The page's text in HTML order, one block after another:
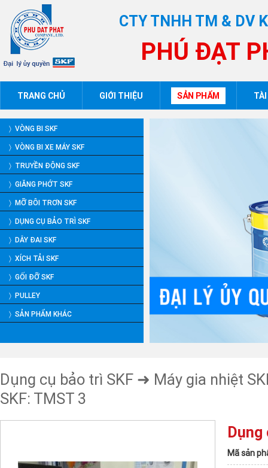
CTY TNHH TM & DV
PHÚ ĐẠT
TRANG CHỦ GIỚI THIỆU SẢN PHẨM
〉 VÒNG BI SKF
〉 VÒNG BI XE MÁY SKF
〉 TRUYỀN ĐỘNG SKF
〉 GIĂNG PHỚT SKF
〉 MỠ BÔI TRƠN SKF
〉 DỤNG CỤ BẢO TRÌ SKF
〉 DÂY ĐAI SKF
〉 XÍCH TẢI SKF
〉 GỐI ĐỠ SKF
〉 PULLEY
〉 SẢN PHẨM KHÁC
Dụng cụ bảo trì SKF ➜ Máy gia nhiệt
SKF: TMST 3
Dụng
Mã sản